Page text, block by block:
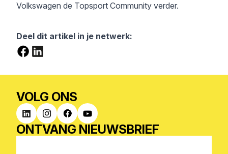
Volkswagen de Topsport Community verder.
Deel dit artikel in je netwerk:
VOLG ONS
ONTVANG NIEUWSBRIEF